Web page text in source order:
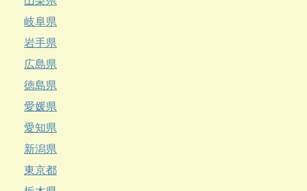
岐阜県
岩手県
広島県
徳島県
愛媛県
愛知県
新潟県
東京都